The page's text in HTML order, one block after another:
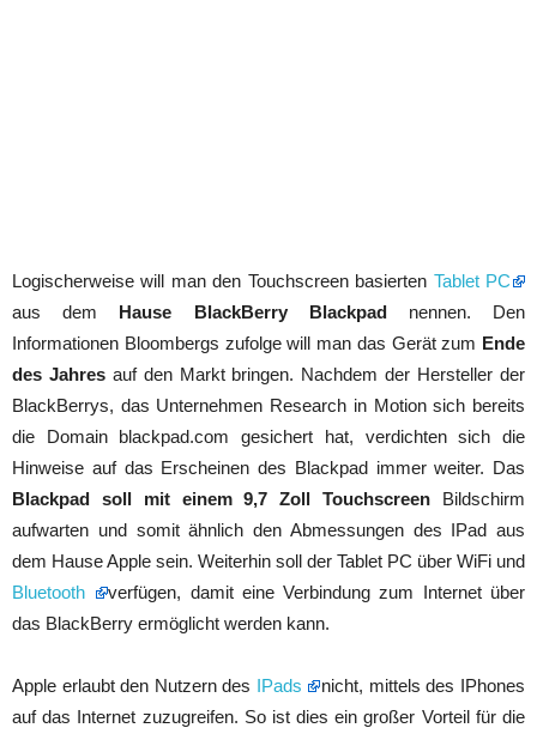
Logischerweise will man den Touchscreen basierten Tablet PC
aus dem Hause BlackBerry Blackpadnennen. Den
Informationen Bloombergs zufolge will man das Gerät zum Ende
des Jahresauf den Markt bringen. Nachdem der Hersteller der
BlackBerrys, das Unternehmen Research in Motion sich bereits
die Domain blackpad.com gesichert hat, verdichten sich die
Hinweise auf das Erscheinen des Blackpad immer weiter. Das
Blackpad soll mit einem 9,7 Zoll Touchscreen Bildschirm
aufwarten und somit ähnlich den Abmessungen des IPad aus
dem Hause Apple sein. Weiterhin soll der Tablet PC über WiFi und
Bluetooth
verfügen, damit eine Verbindung zum Internet über
das BlackBerry ermöglicht werden kann.
Apple erlaubt den Nutzern des IPads
nicht, mittels des IPhones
auf das Internet zuzugreifen. So ist dies ein großer Vorteil für die